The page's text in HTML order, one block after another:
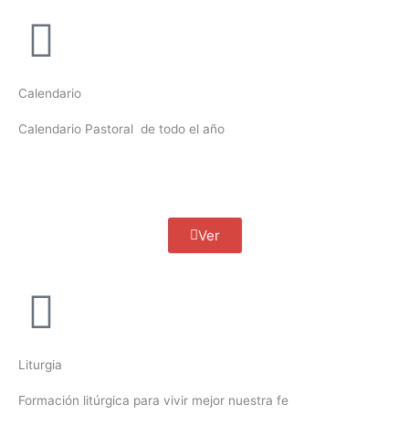
Calendario
Calendario Pastoral de todo el año
Ver
Liturgia
Formación litúrgica para vivir mejor nuestra fe